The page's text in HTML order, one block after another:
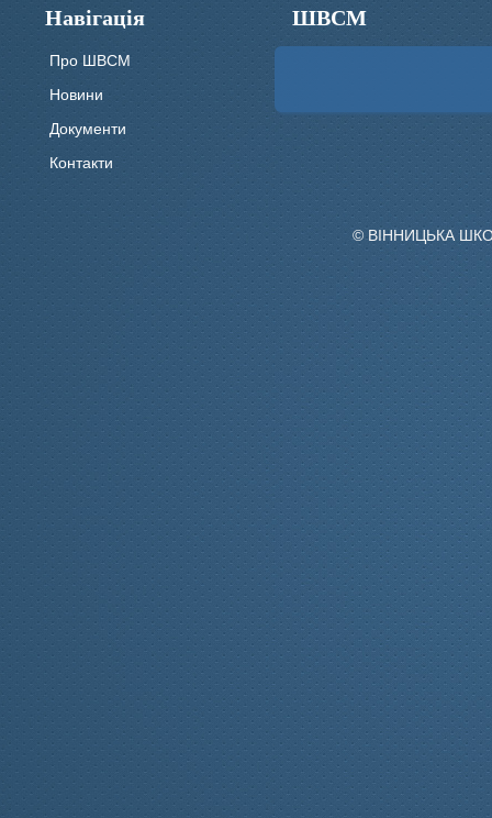
Навігація
Про ШВСМ
Новини
Документи
Контакти
ШВСМ
© ВІННИЦЬКА